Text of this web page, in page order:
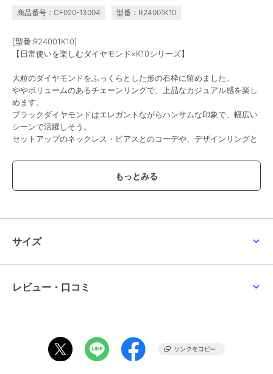
商品番号：CF020-13004 型番：R24001K10
[型番:R24001K10]
【日常使いを楽しむダイヤモンド×K10シリーズ】
大粒のダイヤモンドをふっくらとした形の石枠に留めました。
ややボリュームのあるチェーンリングで、上品なカジュアル感を楽し
めます。
ブラックダイヤモンドはエレガントながらハンサムな印象で、幅広い
シーンで活躍しそう。
セットアップのネックレス・ピアスとのコーデや、デザインリングと
のレイヤードもオススメです。
※着用感が表記のサイズになるよう仕上げております。
その為、サイズ棒で測ると表記サイズよりやや大きい号数となりま
オンとオフが同時に存在する金曜日。
どんな自分も輝かせてくれる、そんな想いでデザインしたダイヤモン
めるコレクション。
4月誕生石（バースデーストーン）。永遠の絆を象徴するダイヤモン
ド。大切な方へのギフトにもおすすめです。
サイズ
レビュー・口コミ